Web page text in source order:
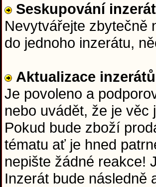
Seskupování
Nevytvářejte zbytečně
do jednoho inzerátu,
Aktualizace inzerátů
Je povoleno a
nebo uvádět, že je věc
Pokud bude zboží
tématu ať je hned
nepište žádné reakce!
Inzerát bude následně